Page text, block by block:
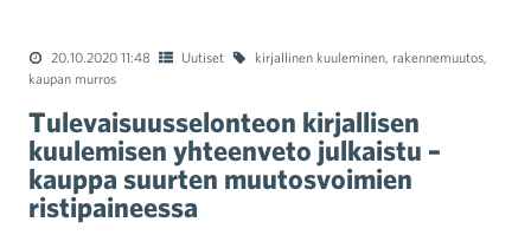
20.10.2020 11:48 Uutiset kirjallinen kuuleminen, rakennemuutos,
kaupan murros
Tulevaisuusselonteon kirjallisen
kuulemisen yhteenveto julkaistu –
kauppa suurten muutosvoimien
ristipaineessa